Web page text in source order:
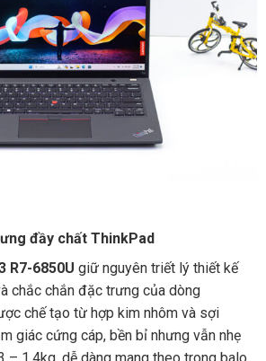
đầy chất ThinkPad
R7-6850U giữ nguyên triết lý thiết kế
chắc chắn đặc trưng của dòng
chế tạo từ hợp kim nhôm và sợi
giác cứng cáp, bền bỉ nhưng vẫn nhẹ